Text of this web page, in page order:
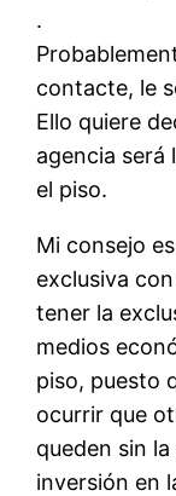
.
contacte, le
Ello quiere
agencia será
el piso.
Mi consejo
exclusiva
tener la
medios
piso, puesto
ocurrir que
queden sin
inversión en